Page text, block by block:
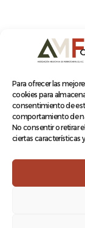
Para ofrecer las
cookies para
consentimiento de
comportamiento de
No consentir o retirar
ciertas características